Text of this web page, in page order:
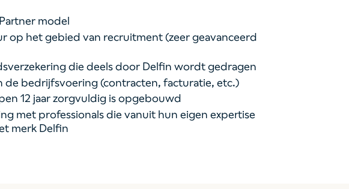
model
op het gebied van recruitment (zeer geavanceerd
die deels door Delfin wordt gedragen
de bedrijfsvoering (contracten, facturatie, etc.)
12 jaar zorgvuldig is opgebouwd
met professionals die vanuit hun eigen expertise
merk Delfin